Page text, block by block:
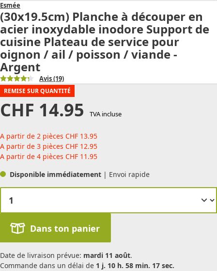
Esmée
(30x19.5cm) Planche à découper en
acier inoxydable inodore Support de
cuisine Plateau de service pour
oignon / ail / poisson / viande -
Argent
Avis(19)
REMISE SUR QUANTITÉ
CHF 14.95 TVA incluse
A partir de 2 pièces CHF 13.95
A partir de 3 pièces CHF 12.95
A partir de 4 pièces CHF 11.95
Disponible immédiatement | Envoi rapide
Dans ton panier
Date de livraison prévue: mardi 11 août.
Commande dans un délai de 1 j. 10 h. 58 min. 17 sec.